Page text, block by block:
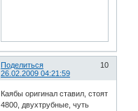
Поделиться
10
26.02.2009 04:21:59
Каябы оригинал ставил, стоят
4800, двухтрубные, чуть